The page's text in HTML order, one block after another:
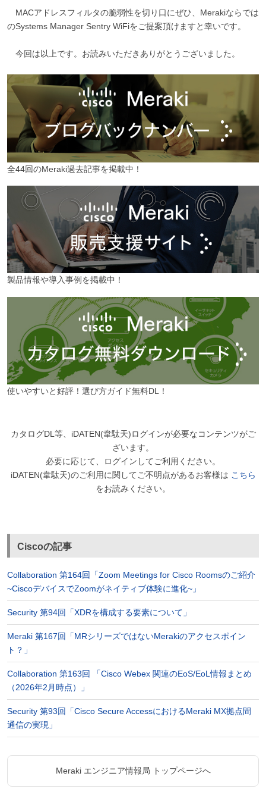
MACアドレスフィルタの脆弱性を切り口にぜひ、Merakiならでは
のSystems Manager Sentry WiFiをご提案頂けますと幸いです。
今回は以上です。お読みいただきありがとうございました。
全44回のMeraki過去記事を掲載中！
製品情報や導入事例を掲載中！
使いやすいと好評！選び方ガイド無料DL！
カタログDL等、iDATEN(韋駄天)ログインが必要なコンテンツがご
ざいます。
必要に応じて、ログインしてご利用ください。
iDATEN(韋駄天)のご利用に関してご不明点があるお客様は こちら
をお読みください。
Ciscoの記事
Collaboration 第164回「Zoom Meetings for Cisco Roomsのご紹介
~CiscoデバイスでZoomがネイティブ体験に進化~」
Security 第94回「XDRを構成する要素について」
Meraki 第167回「MRシリーズではないMerakiのアクセスポイン
ト？」
Collaboration 第163回 「Cisco Webex 関連のEoS/EoL情報まとめ
（2026年2月時点）」
Security 第93回「Cisco Secure AccessにおけるMeraki MX拠点間
通信の実現」
Meraki エンジニア情報局 トップページへ